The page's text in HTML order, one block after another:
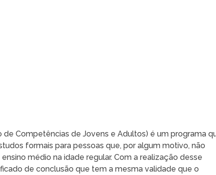
de Competências de Jovens e Adultos) é um programa
formais para pessoas que, por algum motivo, não
médio na idade regular. Com a realização desse
de conclusão que tem a mesma validade que o